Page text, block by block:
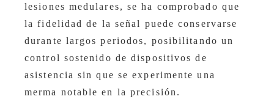
lesiones medulares, se ha comprobado que
la fidelidad de la señal puede conservarse
durante largos periodos, posibilitando un
control sostenido de dispositivos de
asistencia sin que se experimente una
merma notable en la precisión.